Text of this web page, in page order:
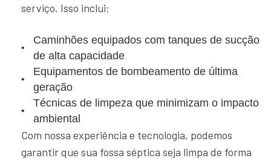
serviço. Isso inclui:
Caminhões equipados com tanques de sucção
de alta capacidade
Equipamentos de bombeamento de última
geração
Técnicas de limpeza que minimizam o impacto
ambiental
Com nossa experiência e tecnologia, podemos
garantir que sua fossa séptica seja limpa de forma